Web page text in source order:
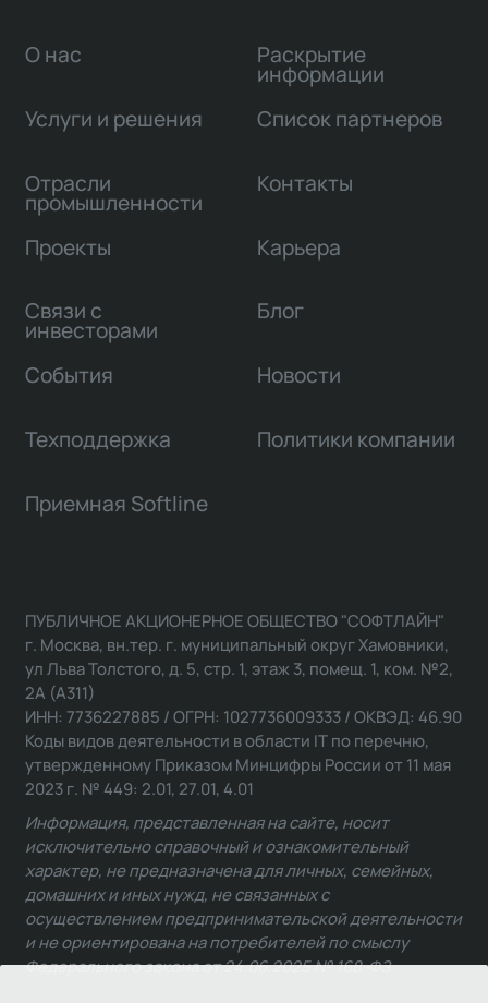
О нас
Услуги и решения
Отрасли
промышленности
Проекты
Связи с
инвесторами
Раскрытие
информации
Список партнеров
Контакты
Карьера
Блог
События Новости
Техподдержка Политики компании
Приемная Softline
ПУБЛИЧНОЕ АКЦИОНЕРНОЕ ОБЩЕСТВО "СОФТЛАЙН"
г. Москва, вн.тер. г. муниципальный округ Хамовники,
ул Льва Толстого, д. 5, стр. 1, этаж 3, помещ. 1, ком. №2,
2А (А311)
ИНН: 7736227885 / ОГРН: 1027736009333 / ОКВЭД: 46.90
Коды видов деятельности в области IT по перечню,
утвержденному Приказом Минцифры России от 11 мая
2023 г. № 449: 2.01, 27.01, 4.01
Информация, представленная на сайте, носит
исключительно справочный и ознакомительный
характер, не предназначена для личных, семейных,
домашних и иных нужд, не связанных с
осуществлением предпринимательской деятельности
и не ориентирована на потребителей по смыслу
Федерального закона от 24.06.2025 № 168-ФЗ.